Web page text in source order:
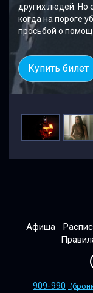
других людей. Но
когда на пороге
просьбой о
Купить билет
Афиша
909-990